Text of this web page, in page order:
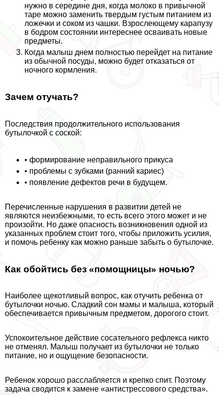
нужно в середине дня, когда молоко в привычной
таре можно заменить твердым густым питанием из
ложечки и соком из чашки. Взрослеющему карапузу
в бодром состоянии интереснее осваивать новые
предметы.
Когда малыш днем полностью перейдет на питание
из обычной посуды, можно будет отказаться от
ночного кормления.
Зачем отучать?
Последствия продолжительного использования
бутылочкой с соской:
• формирование неправильного прикуса
• проблемы с зубками (ранний кариес)
• появление дефектов речи в будущем.
Перечисленные нарушения в развитии детей не
являются неизбежными, то есть всего этого может и не
произойти. Но даже опасность возникновения одной из
указанных проблем стоит того, чтобы приложить усилия,
и помочь ребенку как можно раньше забыть о бутылочке.
Как обойтись без «помощницы» ночью?
Наиболее щекотливый вопрос, как отучить ребенка от
бутылочки ночью. Сладкий сон мамы и малыша, который
обеспечивается привычным предметом, дорогого стоит.
Успокоительное действие сосательного рефлекса никто
не отменял. Малыш получает из бутылочки не только
питание, но и ощущение безопасности.
Ребенок хорошо расслабляется и крепко спит. Поэтому
задача сводится к замене «антистрессового средства».